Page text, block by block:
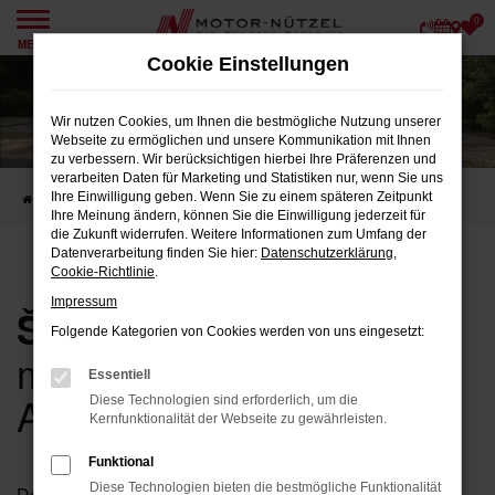
Zum
Hauptinhalt
MENÜ
0
Startseite Skoda Superb Leasing (SEO)
Škoda Superb Leasing
mit aktueller Aktion /
Angeboten
Cookie Einstellungen
Wir nutzen Cookies, um Ihnen die bestmögliche Nutzung unserer
Webseite zu ermöglichen und unsere Kommunikation mit Ihnen
zu verbessern. Wir berücksichtigen hierbei Ihre Präferenzen und
verarbeiten Daten für Marketing und Statistiken nur, wenn Sie uns
Ihre Einwilligung geben. Wenn Sie zu einem späteren Zeitpunkt
Ihre Meinung ändern, können Sie die Einwilligung jederzeit für
die Zukunft widerrufen. Weitere Informationen zum Umfang der
Datenverarbeitung finden Sie hier: Datenschutzerklärung,
Cookie-Richtlinie.
Impressum
Folgende Kategorien von Cookies werden von uns eingesetzt:
Essentiell
Diese Technologien sind erforderlich, um die
Kernfunktionalität der Webseite zu gewährleisten.
Funktional
Diese Technologien bieten die bestmögliche Funktionalität